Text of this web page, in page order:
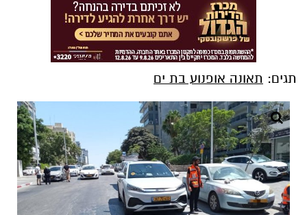
תגים: תאונה אופנוע בת ים